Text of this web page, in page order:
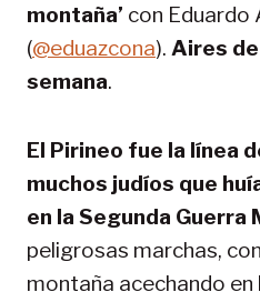
r
e
p
o
d
o
AR
montaña’ con Eduardo
(@eduazcona). Aires
semana.
El Pirineo fue la línea
muchos judíos que
en la Segunda Guerra
peligrosas marchas,
montaña acechando